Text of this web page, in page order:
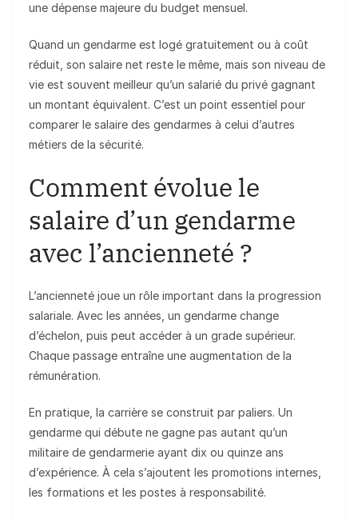
une dépense majeure du budget mensuel.
Quand un gendarme est logé gratuitement ou à coût
réduit, son salaire net reste le même, mais son niveau de
vie est souvent meilleur qu’un salarié du privé gagnant
un montant équivalent. C’est un point essentiel pour
comparer le salaire des gendarmes à celui d’autres
métiers de la sécurité.
Comment évolue le
salaire d’un gendarme
avec l’ancienneté ?
L’ancienneté joue un rôle important dans la progression
salariale. Avec les années, un gendarme change
d’échelon, puis peut accéder à un grade supérieur.
Chaque passage entraîne une augmentation de la
rémunération.
En pratique, la carrière se construit par paliers. Un
gendarme qui débute ne gagne pas autant qu’un
militaire de gendarmerie ayant dix ou quinze ans
d’expérience. À cela s’ajoutent les promotions internes,
les formations et les postes à responsabilité.